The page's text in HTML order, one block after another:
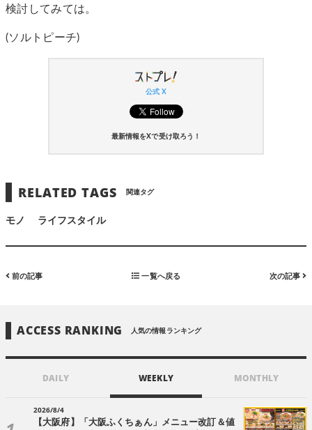
検討してみては。
(ソルトピーチ)
公式 X
最新情報をXで受け取ろう！
RELATED TAGS 関連タグ
モノ ライフスタイル
前の記事 一覧へ戻る 次の記事
ACCESS RANKING 人気の情報ランキング
DAILY WEEKLY MONTHLY
2026/8/4
【大阪府】「大阪ふくちぁん」メニュー改訂＆値